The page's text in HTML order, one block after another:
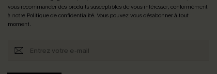
vous recommander des produits susceptibles de vous intéresser, conformément
à notre Politique de confidentialité. Vous pouvez vous désabonner à tout
moment.